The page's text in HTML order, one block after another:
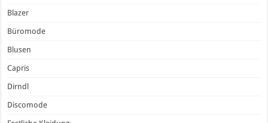
Blazer
Büromode
Blusen
Capris
Dirndl
Discomode